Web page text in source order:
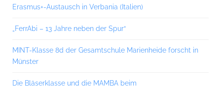
Erasmus+-Austausch in Verbania (Italien)
„FerrAbi – 13 Jahre neben der Spur“
MINT-Klasse 8d der Gesamtschule Marienheide forscht in
Münster
Die Bläserklasse und die MAMBA beim